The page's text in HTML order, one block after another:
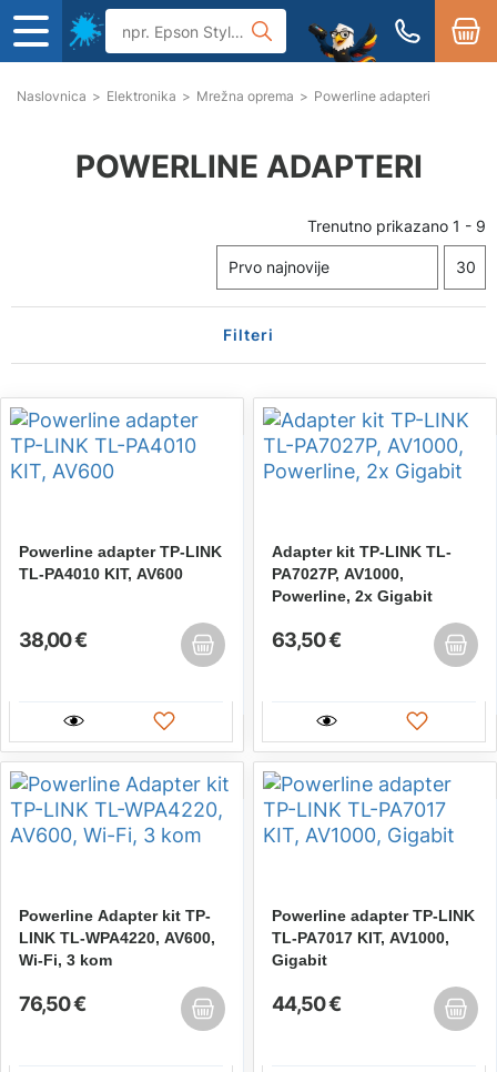
Naslovnica > Elektronika > Mrežna oprema > Powerline adapteri
POWERLINE ADAPTERI
Trenutno prikazano 1 - 9
Filteri
Powerline adapter TP-LINK
TL-PA4010 KIT, AV600
38,00 €
Adapter kit TP-LINK TL-
PA7027P, AV1000,
Powerline, 2x Gigabit
63,50 €
Powerline Adapter kit TP-
LINK TL-WPA4220, AV600,
Wi-Fi, 3 kom
76,50 €
Powerline adapter TP-LINK
TL-PA7017 KIT, AV1000,
Gigabit
44,50 €